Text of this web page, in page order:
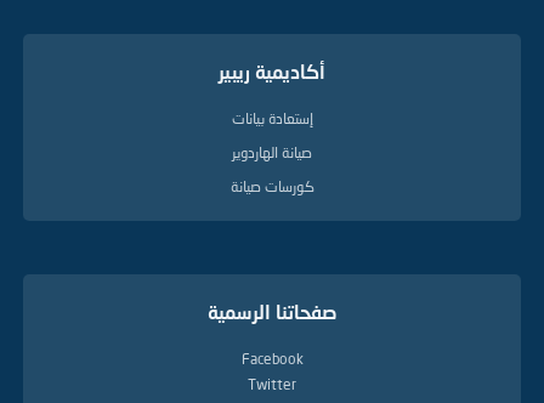
أكاديمية ريبير
إستعادة بيانات
صيانة الهاردوير
كورسات صيانة
صفحاتنا الرسمية
Facebook
Twitter